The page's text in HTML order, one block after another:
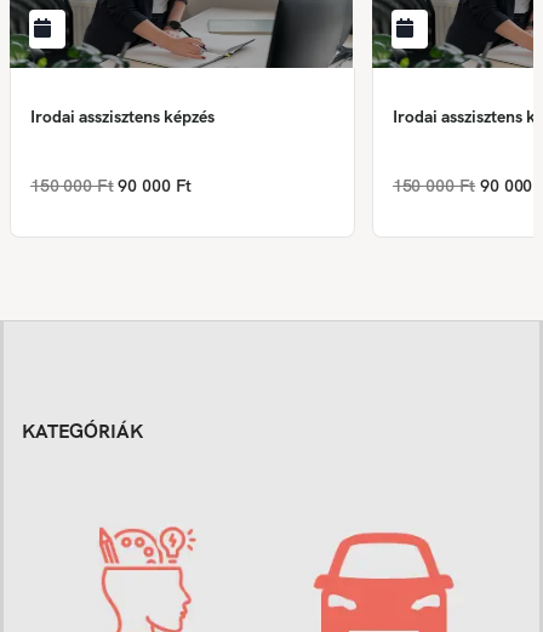
Irodai asszisztens képzés
150 000 Ft 90 000 Ft
Irodai asszisztens
150 000 Ft 90 000
KATEGÓRIÁK